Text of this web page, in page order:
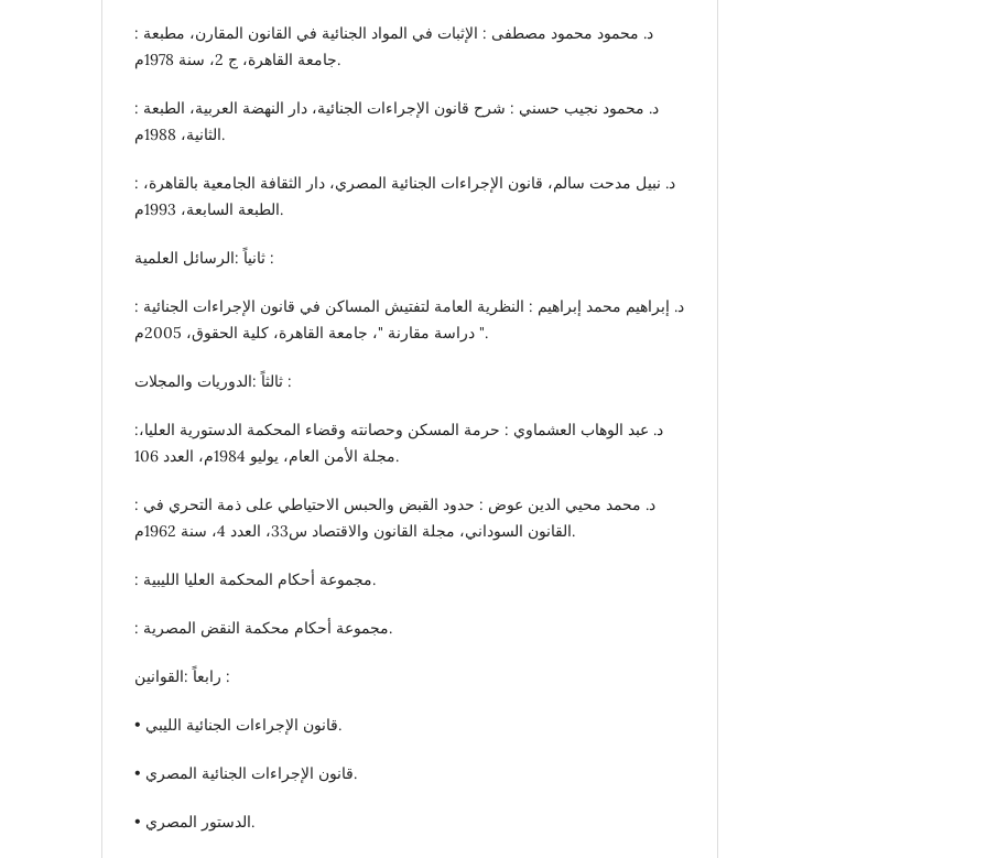
: د. محمود محمود مصطفى : الإثبات في المواد الجنائية في القانون المقارن، مطبعة
جامعة القاهرة، ج 2، سنة 1978م.
: د. محمود نجيب حسني : شرح قانون الإجراءات الجنائية، دار النهضة العربية، الطبعة
الثانية، 1988م.
: د. نبيل مدحت سالم، قانون الإجراءات الجنائية المصري، دار الثقافة الجامعية بالقاهرة،
الطبعة السابعة، 1993م.
ثانياً :الرسائل العلمية :
: د. إبراهيم محمد إبراهيم : النظرية العامة لتفتيش المساكن في قانون الإجراءات الجنائية
" دراسة مقارنة "، جامعة القاهرة، كلية الحقوق، 2005م.
ثالثاً :الدوريات والمجلات :
:د. عبد الوهاب العشماوي : حرمة المسكن وحصانته وقضاء المحكمة الدستورية العليا،
مجلة الأمن العام، يوليو 1984م، العدد 106.
: د. محمد محيي الدين عوض : حدود القبض والحبس الاحتياطي على ذمة التحري في
القانون السوداني، مجلة القانون والاقتصاد س33، العدد 4، سنة 1962م.
: مجموعة أحكام المحكمة العليا الليبية.
: مجموعة أحكام محكمة النقض المصرية.
رابعاً :القوانين :
• قانون الإجراءات الجنائية الليبي.
• قانون الإجراءات الجنائية المصري.
• الدستور المصري.